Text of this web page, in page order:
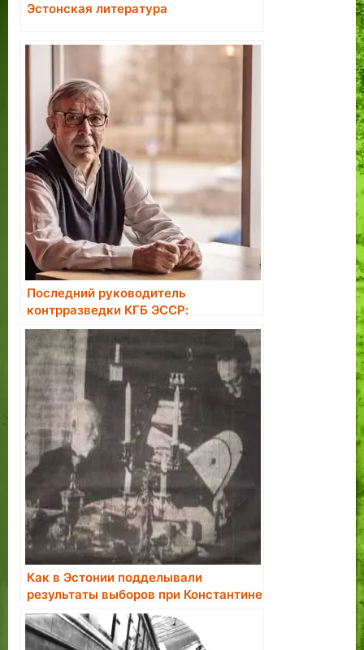
Эстонская литература
Последний руководитель
контрразведки КГБ ЭССР:
большинство завербованных в
агенты считали это большой честью
Как в Эстонии подделывали
результаты выборов при Константине
Пятсе.